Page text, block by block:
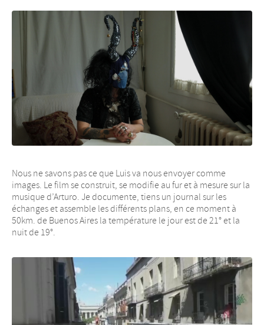
Nous ne savons pas ce que Luis va nous envoyer comme
images. Le film se construit, se modifie au fur et à mesure sur la
musique d’Arturo. Je documente, tiens un journal sur les
échanges et assemble les différents plans, en ce moment à
50km. de Buenos Aires la température le jour est de 21° et la
nuit de 19°.